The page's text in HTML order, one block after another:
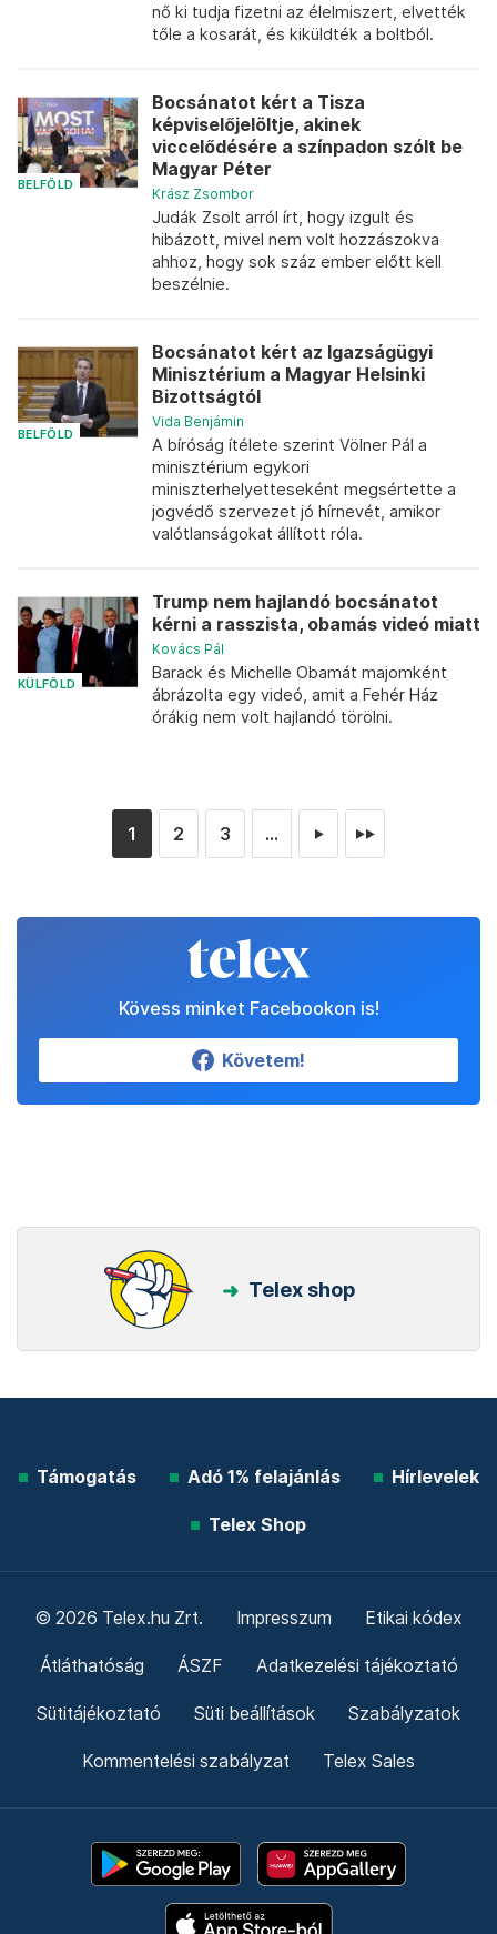
nő ki tudja fizetni az élelmiszert, elvették
tőle a kosarát, és kiküldték a boltból.
BELFÖLD
Bocsánatot kért a Tisza
képviselőjelöltje, akinek
viccelődésére a színpadon szólt be
Magyar Péter
Krász Zsombor
Judák Zsolt arról írt, hogy izgult és
hibázott, mivel nem volt hozzászokva
ahhoz, hogy sok száz ember előtt kell
beszélnie.
BELFÖLD
Bocsánatot kért az Igazságügyi
Minisztérium a Magyar Helsinki
Bizottságtól
Vida Benjámin
A bíróság ítélete szerint Völner Pál a
minisztérium egykori
miniszterhelyetteseként megsértette a
jogvédő szervezet jó hírnevét, amikor
valótlanságokat állított róla.
KÜLFÖLD
Trump nem hajlandó bocsánatot
kérni a rasszista, obamás videó miatt
Kovács Pál
Barack és Michelle Obamát majomként
ábrázolta egy videó, amit a Fehér Ház
órákig nem volt hajlandó törölni.
1 2 3 ... ► ►►
Kövess minket Facebookon is!
Követem!
Telex shop
Támogatás Adó 1% felajánlás Hírlevelek
Telex Shop
© 2026 Telex.hu Zrt. Impresszum Etikai kódex
Átláthatóság ÁSZF Adatkezelési tájékoztató
Sütitájékoztató Süti beállítások Szabályzatok
Kommentelési szabályzat Telex Sales